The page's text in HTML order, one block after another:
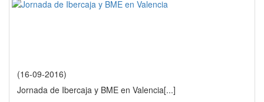
(16-09-2016)
Jornada de Ibercaja y BME en Valencia[...]